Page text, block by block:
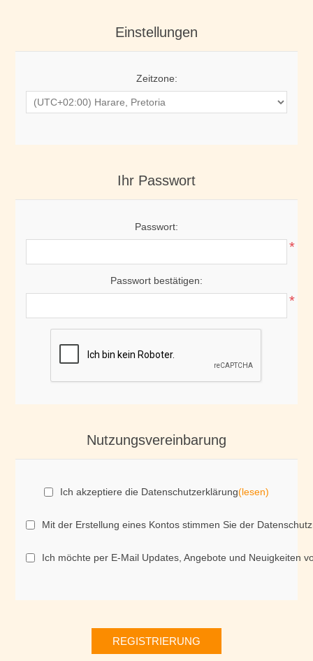
Einstellungen
Zeitzone:
Ihr Passwort
Passwort:
*
Passwort bestätigen:
*
Nutzungsvereinbarung
Ich akzeptiere die Datenschutzerklärung(lesen)
Mit der Erstellung eines Kontos stimmen Sie der
Ich möchte per E-Mail Updates, Angebote und Neuigkeiten
REGISTRIERUNG